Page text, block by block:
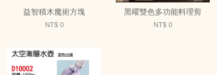
益智積木魔術方塊
NT$ 0
黑曜雙色多功能料理剪
NT$ 0